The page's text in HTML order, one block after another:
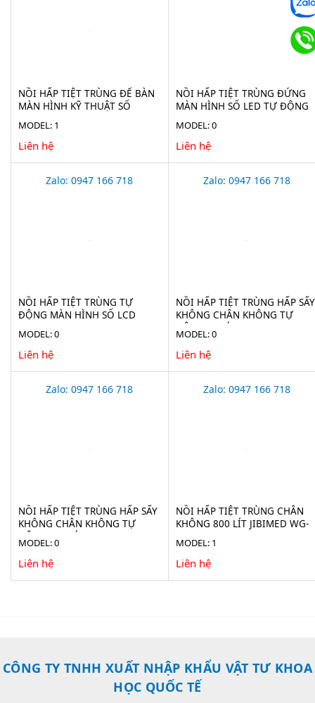
NỒI HẤP TIỆT TRÙNG ĐỂ BÀN
MÀN HÌNH KỸ THUẬT SỐ
MODEL: 1
Liên hệ
NỒI HẤP TIỆT TRÙNG ĐỨNG
MÀN HÌNH SỐ LED TỰ ĐỘNG
MODEL: 0
Liên hệ
Zalo: 0947 166 718
NỒI HẤP TIỆT TRÙNG TỰ
ĐỘNG MÀN HÌNH SỐ LCD
MODEL: 0
Liên hệ
Zalo: 0947 166 718
NỒI HẤP TIỆT TRÙNG HẤP SẤY
KHÔNG CHÂN KHÔNG TỰ
ĐỘNG 75 LÍT JIBIMED LS-75HV
MODEL: 0
Liên hệ
Zalo: 0947 166 718
NỒI HẤP TIỆT TRÙNG HẤP SẤY
KHÔNG CHÂN KHÔNG TỰ
ĐỘNG 100 LÍT JIBIMED LS-
100HV
MODEL: 0
Liên hệ
Zalo: 0947 166 718
NỒI HẤP TIỆT TRÙNG CHÂN
KHÔNG 800 LÍT JIBIMED WG-
MODEL: 1
Liên hệ
CÔNG TY TNHH XUẤT NHẬP KHẨU VẬT TƯ KHOA
HỌC QUỐC TẾ